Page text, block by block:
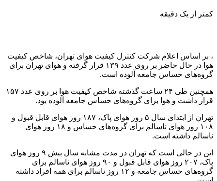
کمتر از یک دقیقه
، بر اساس اعلام شرکت کنترل کیفیت هوای تهران، شاخص کیفیت
هوا در حال حاضر بر روی عدد ۱۳۹ قرار گرفته و هوای تهران برای
گروه‌های حساس جامعه آلوده است.
همچنین طی ۲۴ ساعت گذشته شاخص کیفیت هوا بر روی عدد ۱۵۷
قرار داشت و هوا برای گروه‌های حساس جامعه آلوده بود.
تهران از ابتدای سال ۵ روز هوای پاک، ۱۸۷ روز هوای قابل قبول و
۱۰۸ روز هوای ناسالم برای گروه‌های حساس و ۱۸ روز هوای
ناسالم داشته است.
این در حالی است که تهران در مدت مشابه سال پیش ۹ روز هوای
پاک، ۲۰۷ روز هوای قابل قبول و ۹۰ روز هوای ناسالم برای
گروه‌های حساس جامعه و ۱۲ روز ناسالم برای همه افراد داشته